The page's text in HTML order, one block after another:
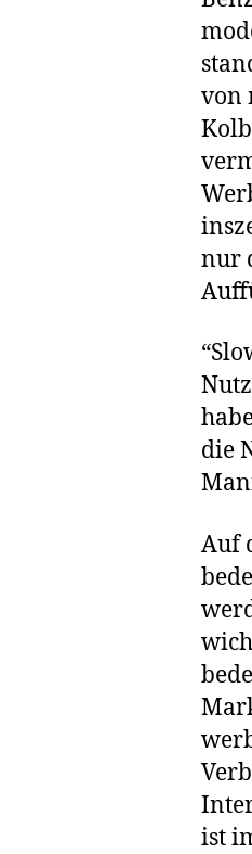
von
nur
die
Auf
ist